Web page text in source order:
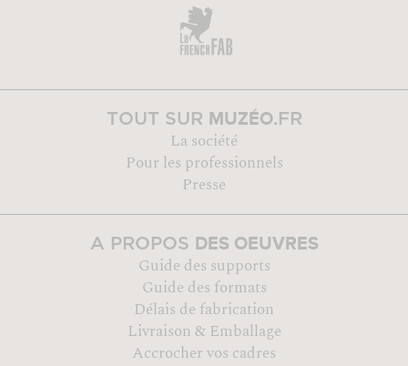
TOUT SUR MUZÉO.FR
La société
Pour les professionnels
Presse
A PROPOS DES OEUVRES
Guide des supports
Guide des formats
Délais de fabrication
Livraison & Emballage
Accrocher vos cadres